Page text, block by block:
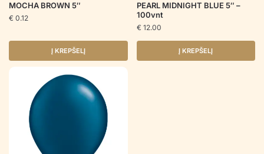
MOCHA BROWN 5″
€ 0.12
Į KREPŠELĮ
PEARL MIDNIGHT BLUE 5″ –
100vnt
€ 12.00
Į KREPŠELĮ